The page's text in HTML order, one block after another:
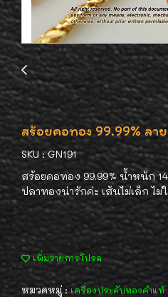
สร้อยคอทอง 99.99% ลา
SKU : GN191
สร้อยคอทอง 99.99% น้ำหนัก
ปลาทองน่ารักค่ะ เส้นไม่เล็ก ไ
เพิ่มรายการโปรด
หมวดหมู่ :เครื่องประดับทองคำแท้